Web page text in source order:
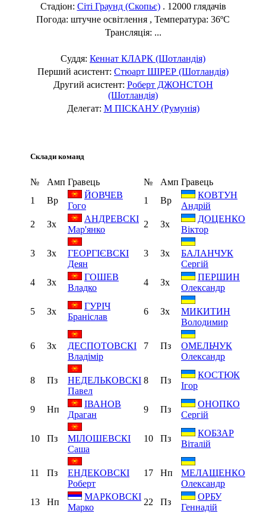
Стадіон: Сіті Граунд (Скопьє). 12000 глядачів
Погода: штучне освітлення , Температура: 36ºC
Трансляція: ...
Суддя: Кеннат КЛАРК (Шотландія)
Перший асистент: Стюарт ШІРЕР (Шотландія)
Другий асистент: Роберт ДЖОНСТОН
(Шотландія)
Делегат: М ПІСКАНУ (Румунія)
Склади команд
№ Амп Гравець № Амп Гравець
1
Вр
ЙОВЧЕВ
Гого
1 Вр
КОВТУН
Андрій
2
Зх
АНДРЕВСКІ
Мар'янко
2 Зх
ДОЦЕНКО
Віктор
3 Зх
ГЕОРГІЄВСКІ
Деян
3 Зх
БАЛАНЧУК
Сергій
4
Зх
ГОШЕВ
Владко
4 Зх
ПЕРШИН
Олександр
5 Зх
ГУРІЧ
Браніслав
6 Зх
МИКИТИН
Володимир
6 Зх
ДЕСПОТОВСКІ
Владімір
7 Пз
ОМЕЛЬЧУК
Олександр
8 Пз
НЕДЕЛЬКОВСКІ
Павел
8 Пз
КОСТЮК
Ігор
9 Нп
ІВАНОВ
Драган
9 Пз
ОНОПКО
Сергій
10 Пз
МІЛОШЕВСКІ
Саша
10 Пз
КОБЗАР
Віталій
11 Пз
ЕНДЕКОВСКІ
Роберт
17 Нп
МЕЛАЩЕНКО
Олександр
13
Нп
МАРКОВСКІ
Марко
22 Пз
ОРБУ
Геннадій